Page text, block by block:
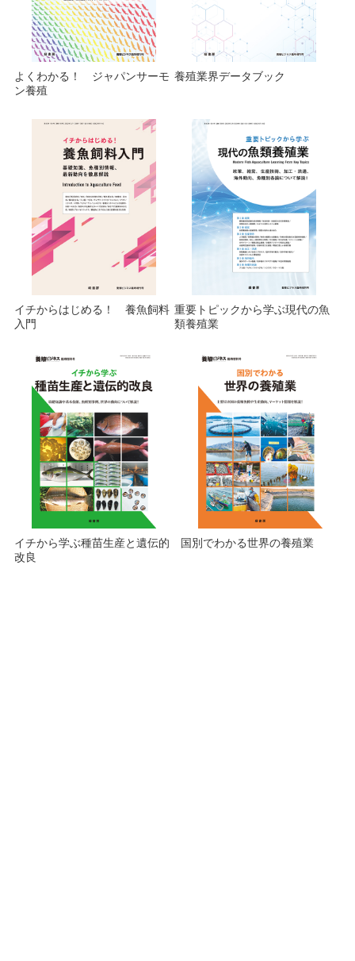
よくわかる！ ジャパンサーモ
ン養殖
養殖業界データブック
イチからはじめる！ 養魚飼料
入門
重要トピックから学ぶ現代の魚
類養殖業
イチから学ぶ種苗生産と遺伝的
改良
国別でわかる世界の養殖業